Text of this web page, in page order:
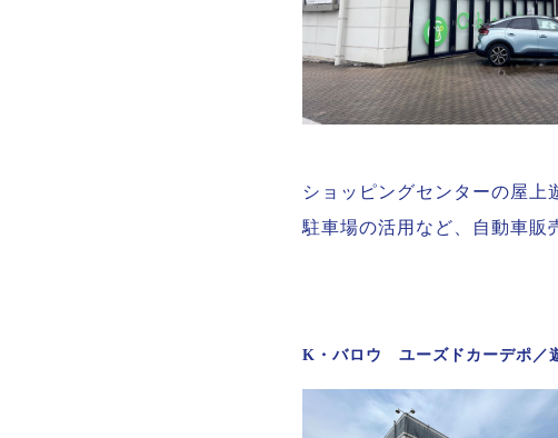
ショッピングセンターの屋
駐車場の活用など、自動車販
K・バロウ ユーズドカーデポ／